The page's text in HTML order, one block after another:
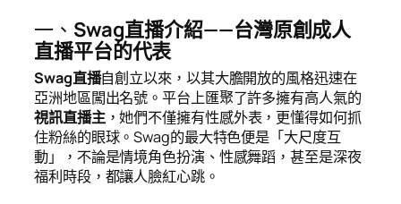
一、 Swag直播介紹——台灣原創成人
直播平台的代表
Swag直播自創立以來，以其大膽開放的風格迅速在
亞洲地區闖出名號。平台上匯聚了許多擁有高人氣的
視訊直播主，她們不僅擁有性感外表，更懂得如何抓
住粉絲的眼球。Swag的最大特色便是「大尺度互
動」，不論是情境角色扮演、性感舞蹈，甚至是深夜
福利時段，都讓人臉紅心跳。